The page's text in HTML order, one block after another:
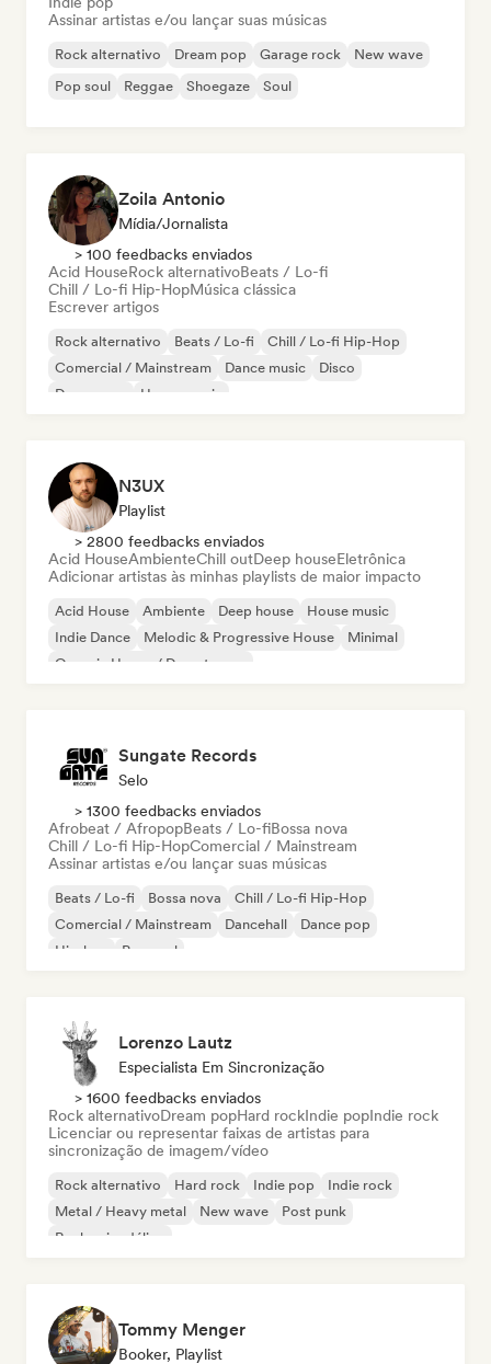
Assinar artistas e/ou lançar suas músicas
Rock alternativo Dream pop Garage rock
New wave
Pop soul
Reggae Shoegaze Soul
Zoila Antonio
Mídia/Jornalista
> 100 feedbacks enviados
Acid HouseRock alternativoBeats / Lo-fi
Chill / Lo-fi Hip-HopMúsica clássica
Escrever artigos
Rock alternativo Beats / Lo-fi
Chill / Lo-fi Hip-Hop
Comercial / Mainstream
Dance music
Disco
Dream pop
House music
N3UX
Playlist
> 2800 feedbacks enviados
Acid HouseAmbienteChill outDeep houseEletrônica
Adicionar artistas às minhas playlists de maior impacto
Acid House Ambiente Deep house
House music
Indie Dance
Melodic & Progressive House
Minimal
Organic House / Downtempo
Sungate Records
Selo
> 1300 feedbacks enviados
Afrobeat / AfropopBeats / Lo-fiBossa nova
Chill / Lo-fi Hip-HopComercial / Mainstream
Assinar artistas e/ou lançar suas músicas
Beats / Lo-fi Bossa nova
Chill / Lo-fi Hip-Hop
Comercial / Mainstream
Dancehall
Dance pop
Hip-hop
Pop soul
Lorenzo Lautz
Especialista Em Sincronização
> 1600 feedbacks enviados
Rock alternativoDream popHard rockIndie popIndie rock
Licenciar ou representar faixas de artistas para
sincronização de imagem/vídeo
Rock alternativo Hard rock Indie pop
Indie rock
Metal / Heavy metal
New wave
Post punk
Rock psicodélico
Tommy Menger
Booker, Playlist